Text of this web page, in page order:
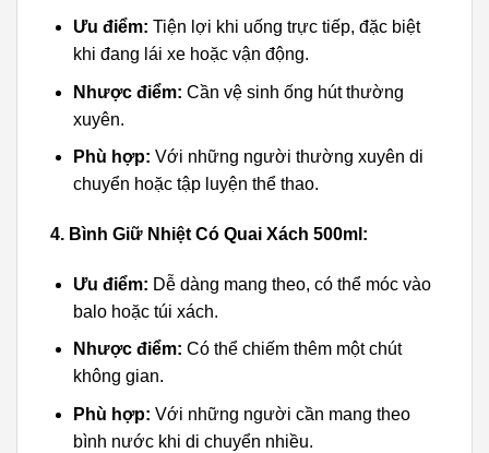
Ưu điểm: Tiện lợi khi uống trực tiếp, đặc biệt
khi đang lái xe hoặc vận động.
Nhược điểm: Cần vệ sinh ống hút thường
xuyên.
Phù hợp: Với những người thường xuyên di
chuyển hoặc tập luyện thể thao.
4. Bình Giữ Nhiệt Có Quai Xách 500ml:
Ưu điểm: Dễ dàng mang theo, có thể móc vào
balo hoặc túi xách.
Nhược điểm: Có thể chiếm thêm một chút
không gian.
Phù hợp: Với những người cần mang theo
bình nước khi di chuyển nhiều.